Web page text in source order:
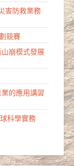
害防救業務
競賽
山崩模式發展
的應用講習
科學實務